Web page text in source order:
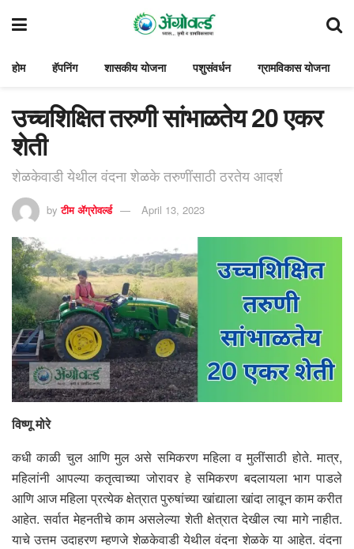
होम हॅपनिंग शासकीय योजना पशुसंवर्धन ग्रामविकास योजना
उच्चशिक्षित तरुणी सांभाळतेय 20 एकर
शेती
शेळकेवाडी येथील वंदना शेळके तरुणींसाठी ठरतेय आदर्श
by टीम ॲग्रोवर्ल्ड April 13, 2023
विष्णू मोरे
कधी काळी चुल आणि मुल असे समिकरण महिला व मुलींसाठी होते. मात्र,
महिलांनी आपल्या कतृत्वाच्या जोरावर हे समिकरण बदलायला भाग पाडले
आणि आज महिला प्रत्येक क्षेत्रात पुरुषांच्या खांद्याला खांदा लावून काम करीत
आहेत. सर्वात मेहनतीचे काम असलेल्या शेती क्षेत्रात देखील त्या मागे नाहीत.
याचे उत्तम उदाहरण म्हणजे शेळकेवाडी येथील वंदना शेळके या आहेत. वंदना